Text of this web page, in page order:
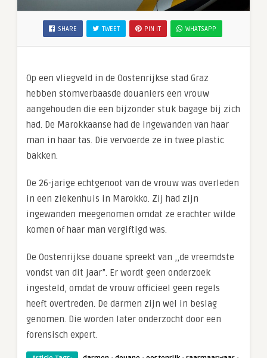
SHARE TWEET PIN IT WHATSAPP
Op een vliegveld in de Oostenrijkse stad Graz
hebben stomverbaasde douaniers een vrouw
aangehouden die een bijzonder stuk bagage bij zich
had. De Marokkaanse had de ingewanden van haar
man in haar tas. Die vervoerde ze in twee plastic
bakken.
De 26-jarige echtgenoot van de vrouw was overleden
in een ziekenhuis in Marokko. Zij had zijn
ingewanden meegenomen omdat ze erachter wilde
komen of haar man vergiftigd was.
De Oostenrijkse douane spreekt van ,,de vreemdste
vondst van dit jaar”. Er wordt geen onderzoek
ingesteld, omdat de vrouw officieel geen regels
heeft overtreden. De darmen zijn wel in beslag
genomen. Die worden later onderzocht door een
forensisch expert.